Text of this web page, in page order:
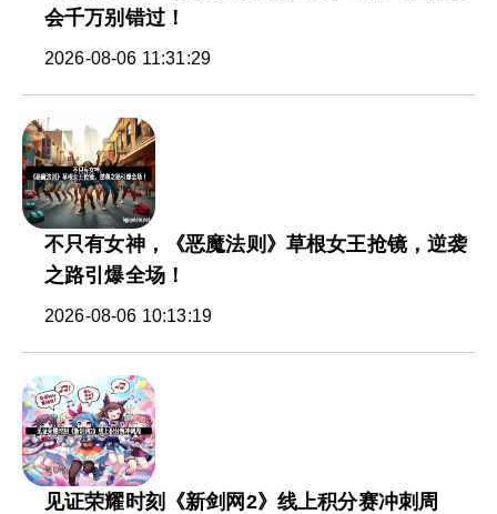
会千万别错过！
2026-08-06 11:31:29
不只有女神，《恶魔法则》草根女王抢镜，逆袭
之路引爆全场！
2026-08-06 10:13:19
见证荣耀时刻《新剑网2》线上积分赛冲刺周